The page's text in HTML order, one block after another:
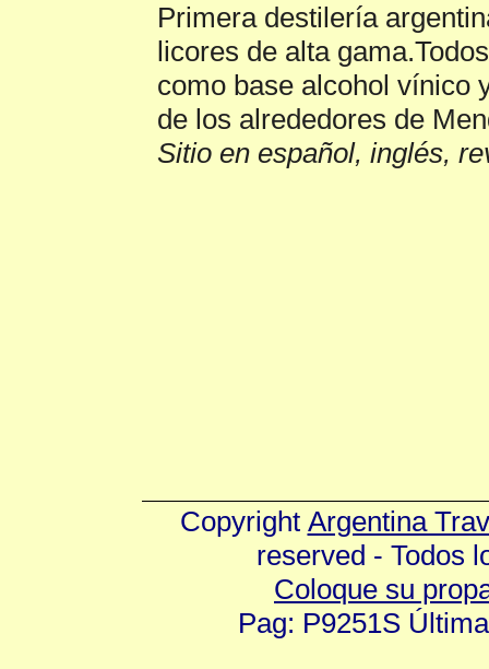
Primera destilería
licores de alta
como base alcohol vínico
de los alrededores de
Sitio en español, inglés,
Copyright Argentina
reserved - Todos
Coloque su
Pag: P9251S